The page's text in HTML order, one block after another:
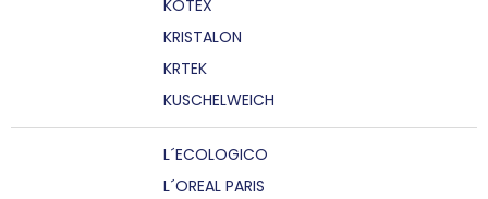
KOTEX
KRISTALON
KRTEK
KUSCHELWEICH
L´ECOLOGICO
L´OREAL PARIS